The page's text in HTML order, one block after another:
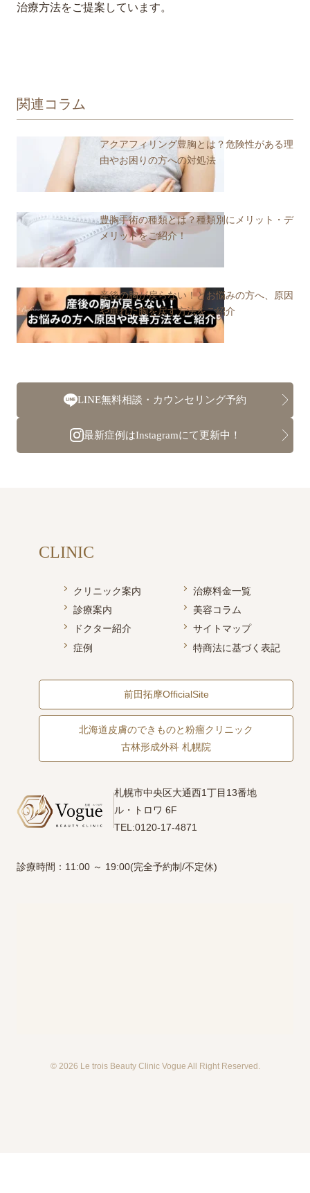
治療方法をご提案しています。
関連コラム
アクアフィリング豊胸とは？危険性がある理
由やお困りの方への対処法
豊胸手術の種類とは？種類別にメリット・デ
メリットをご紹介！
産後の胸が戻らない！とお悩みの方へ、原因
や垂れた胸を戻す方法をご紹介
LINE無料相談・カウンセリング予約
最新症例はInstagramにて更新中！
札幌市中央区大通西1丁目13番地
ル・トロワ 6F
TEL:0120-17-4871
診療時間：11:00 ～ 19:00(完全予約制/不定休)
CLINIC
クリニック案内
診療案内
ドクター紹介
症例
治療料金一覧
美容コラム
サイトマップ
特商法に基づく表記
前田拓摩OfficialSite
北海道皮膚のできものと粉瘤クリニック
古林形成外科 札幌院
© 2026 Le trois Beauty Clinic Vogue All Right Reserved.